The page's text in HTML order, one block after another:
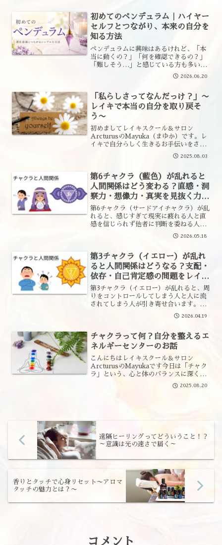
関...
初めてのペンデュラム｜ハイヤー
セルフとつながり、本来の自分を
知る方法
ペンデュラムに興味はあるけれど、「本
当に動くの？」「何を確認できるの？」
「難しそう…」と感じている方も多いか
もしれません。ペンデュラムは未来を当
てるための道具ではなく、自分自身の内
は、ペンデュラムの基本的な...
2026.06.20
「私らしさってなんだっけ？」〜
レイキで本当の自分を取り戻そ
う〜
初めましてレイキスクール＆サロン
ArcturusのMayuka（まゆか）です。レ
イキで自分らしく生きるお手伝いをさせ
ていただいていますあなたは「私は自分
らしく生きてます」と自信を持って言え
本当に難しい...
2025.08.03
第6チャクラ（藍色）が乱れると
人間関係はどう変わる？直感・洞
察力・想像力・真実を見抜く力を
レイキの視点で解説
第6チャクラ（サードアイチャクラ）が乱
れると、感じすぎて現実に疲れる人と直
感を信じられず他者に判断を委ねる人が
引き寄せ合います。直感力の整え方をレ
2026.05.18
第3チャクラ（イエロー）が乱れ
ると人間関係はどうなる？支配・
依存・自己肯定感の問題をレイキ
の視点で解説第3チャクラと人間
関係
第3チャクラ（イエロー）が乱れると、周
りをコントロールしてしまう人と人に流
されてしまう人が引き寄せ合います。自
己肯定感・意志の力とレイキの関係をわ
2026.04.19
チャクラって何？自分を整えるエ
ネルギーセンターのお話
こんにちはレイキスクール＆サロン
ArcturusのMayukaです今日は「チャク
ラ」という、心と体のバランスに深く関
わるエネルギーセンターについてお話し
します✨心と体はつながっている「考え
2025.08.20
遠隔ヒーリングってどういうこと！？
～意識は光の速さで届く～
香りとタッチで心身リセット〜アロマ
タッチの魅力とは？〜
コメント